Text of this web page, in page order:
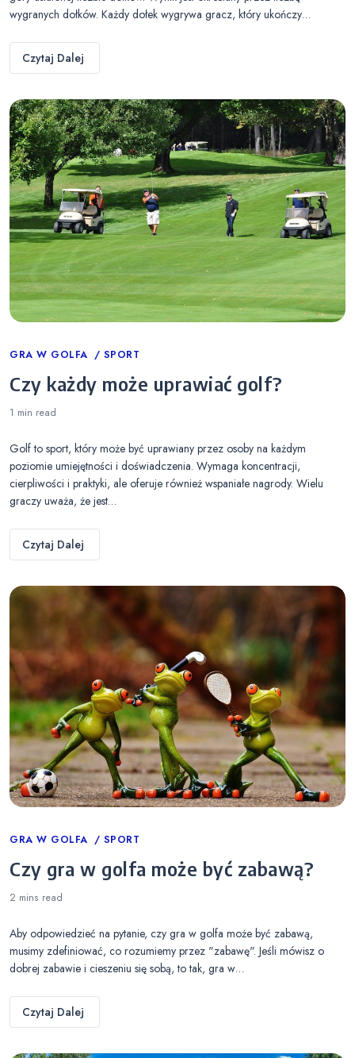
wygranych dołków. Każdy dołek wygrywa gracz, który ukończy…
Czytaj Dalej
Categories
GRA W GOLFA SPORT
Czy każdy może uprawiać golf?
1 min read
Golf to sport, który może być uprawiany przez osoby na każdym
poziomie umiejętności i doświadczenia. Wymaga koncentracji,
cierpliwości i praktyki, ale oferuje również wspaniałe nagrody. Wielu
graczy uważa, że jest…
Czytaj Dalej
Categories
GRA W GOLFA SPORT
Czy gra w golfa może być zabawą?
2 mins read
Aby odpowiedzieć na pytanie, czy gra w golfa może być zabawą,
musimy zdefiniować, co rozumiemy przez "zabawę". Jeśli mówisz o
dobrej zabawie i cieszeniu się sobą, to tak, gra w…
Czytaj Dalej